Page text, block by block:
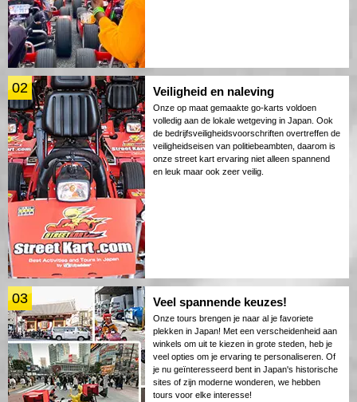
02 Veiligheid en naleving
Onze op maat gemaakte go-karts voldoen
volledig aan de lokale wetgeving in Japan. Ook
de bedrijfsveiligheidsvoorschriften overtreffen de
veiligheidseisen van politiebeambten, daarom is
onze street kart ervaring niet alleen spannend
en leuk maar ook zeer veilig.
03 Veel spannende keuzes!
Onze tours brengen je naar al je favoriete
plekken in Japan! Met een verscheidenheid aan
winkels om uit te kiezen in grote steden, heb je
veel opties om je ervaring te personaliseren. Of
je nu geïnteresseerd bent in Japan's historische
sites of zijn moderne wonderen, we hebben
tours voor elke interesse!